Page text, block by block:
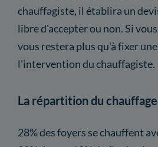
chauffagiste, il établira un
libre d'accepter ou non. Si
vous restera plus qu'à fixer
l'intervention du chauffagiste.
La répartition du
28% des foyers se chauffent